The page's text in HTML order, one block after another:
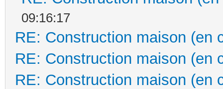
09:16:17
RE: Construction maison (en
RE: Construction maison (en
RE: Construction maison (en